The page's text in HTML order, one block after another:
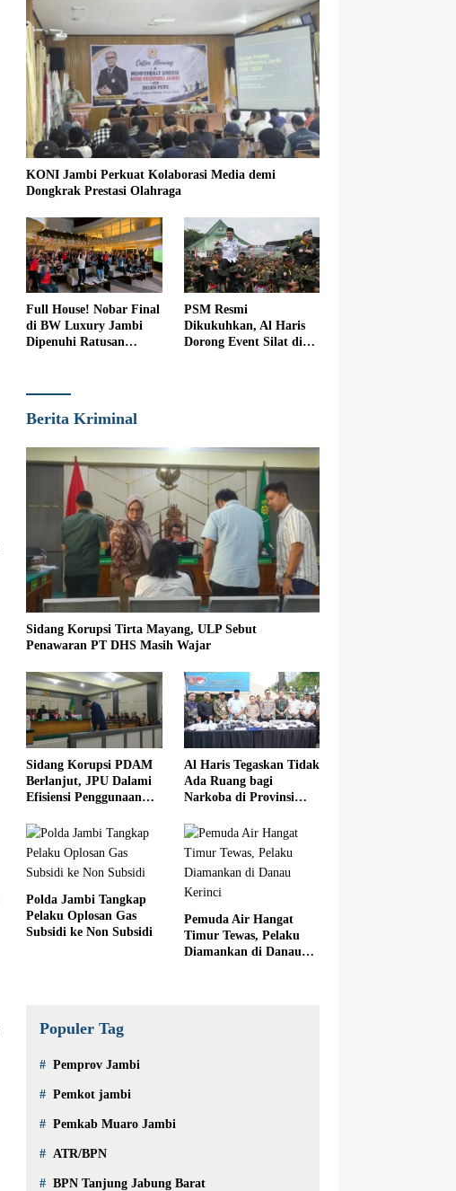
KONI Jambi Perkuat Kolaborasi Media demi
Dongkrak Prestasi Olahraga
Full House! Nobar Final
di BW Luxury Jambi
Dipenuhi Ratusan
PSM Resmi
Dikukuhkan, Al Haris
Dorong Event Silat di
Berita Kriminal
Sidang Korupsi Tirta Mayang, ULP Sebut
Penawaran PT DHS Masih Wajar
Sidang Korupsi PDAM
Berlanjut, JPU Dalami
Efisiensi Penggunaan
Al Haris Tegaskan Tidak
Ada Ruang bagi
Narkoba di Provinsi
Polda Jambi Tangkap
Pelaku Oplosan Gas
Subsidi ke Non Subsidi
Pemuda Air Hangat
Timur Tewas, Pelaku
Diamankan di Danau
Populer Tag
Pemprov Jambi
Pemkot jambi
Pemkab Muaro Jambi
ATR/BPN
BPN Tanjung Jabung Barat